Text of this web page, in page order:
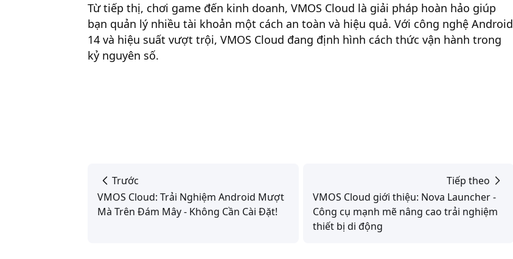
Từ tiếp thị, chơi game đến kinh doanh, VMOS Cloud là giải pháp hoàn hảo giúp
bạn quản lý nhiều tài khoản một cách an toàn và hiệu quả. Với công nghệ Android
14 và hiệu suất vượt trội, VMOS Cloud đang định hình cách thức vận hành trong
kỷ nguyên số.
Trước
VMOS Cloud: Trải Nghiệm Android Mượt
Mà Trên Đám Mây - Không Cần Cài Đặt!
Tiếp theo
VMOS Cloud giới thiệu: Nova Launcher -
Công cụ mạnh mẽ nâng cao trải nghiệm
thiết bị di động